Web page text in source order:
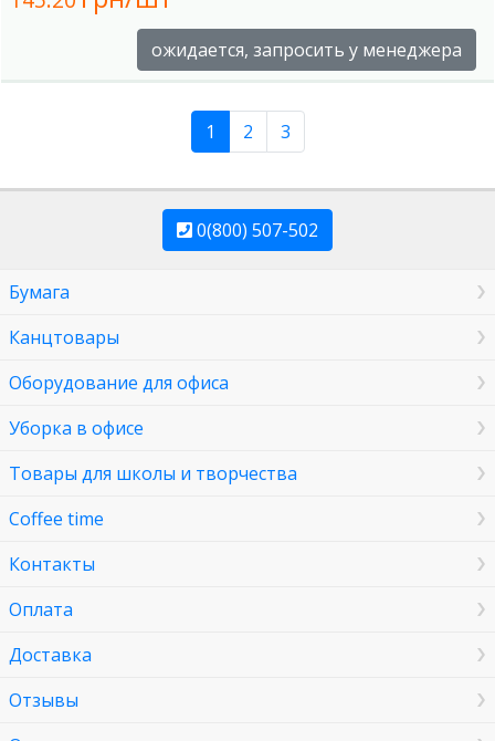
ожидается, запросить у менеджера
1 2 3
0(800) 507-502
Бумага
Канцтовары
Оборудование для офиса
Уборка в офисе
Товары для школы и творчества
Coffee time
Контакты
Оплата
Доставка
Отзывы